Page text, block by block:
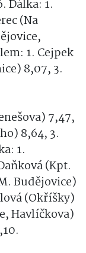
Dálka: 1.
(Na
1. Cejpek
8,07, 3.
7,47,
8,64, 3.
1.
(Kpt.
Budějovice)
(Okříšky)
Havlíčkova)